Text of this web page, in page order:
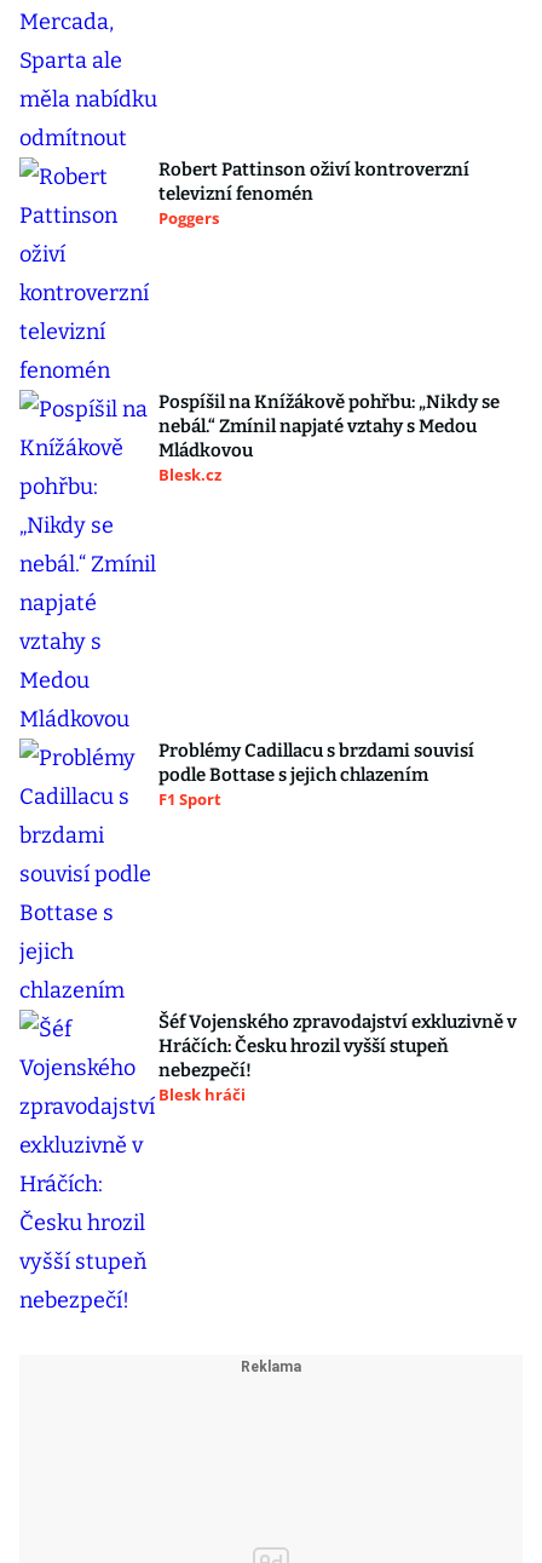
Robert Pattinson oživí kontroverzní
televizní fenomén
Poggers
Pospíšil na Knížákově pohřbu: „Nikdy se
nebál.“ Zmínil napjaté vztahy s Medou
Mládkovou
Blesk.cz
Problémy Cadillacu s brzdami souvisí
podle Bottase s jejich chlazením
F1 Sport
Šéf Vojenského zpravodajství exkluzivně v
Hráčích: Česku hrozil vyšší stupeň
nebezpečí!
Blesk hráči